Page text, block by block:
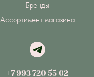
Бренды
Ассортимент магазина
+7 993 720 55 02